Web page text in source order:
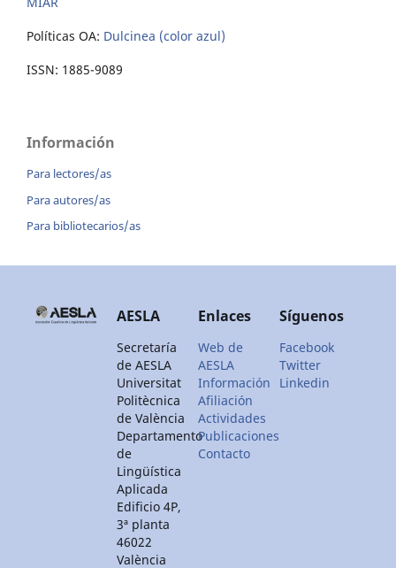
Políticas OA: Dulcinea (color azul)
ISSN: 1885-9089
Información
Para lectores/as
Para autores/as
Para bibliotecarios/as
AESLA
Secretaría
de AESLA
Universitat
Politècnica
de València
Departamento
de
Lingüística
Aplicada
Edificio 4P,
3ª planta
46022
València
Enlaces
Web de
AESLA
Información
Afiliación
Actividades
Publicaciones
Contacto
Síguenos
Facebook
Twitter
Linkedin